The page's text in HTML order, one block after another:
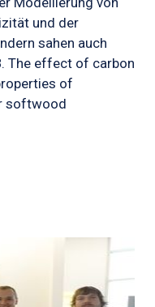
und der
sahen auch
The effect of carbon
of
softwood